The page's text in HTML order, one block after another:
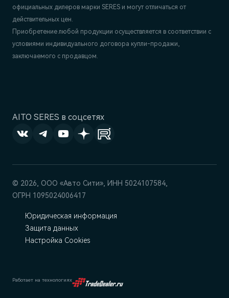
AITO SERES в соцсетях
официальных дилеров марки SERES и могут отличаться от
действительных цен.
Приобретение любой продукции осуществляется в соответствии с
условиями индивидуального договора купли-продажи,
заключаемого с продавцом.
© 2026, ООО «‎Авто Сити», ИНН 5024107584,
ОГРН 1095024006417
Юридическая информация
Защита данных
Настройка Cookies
Работает на технологиях